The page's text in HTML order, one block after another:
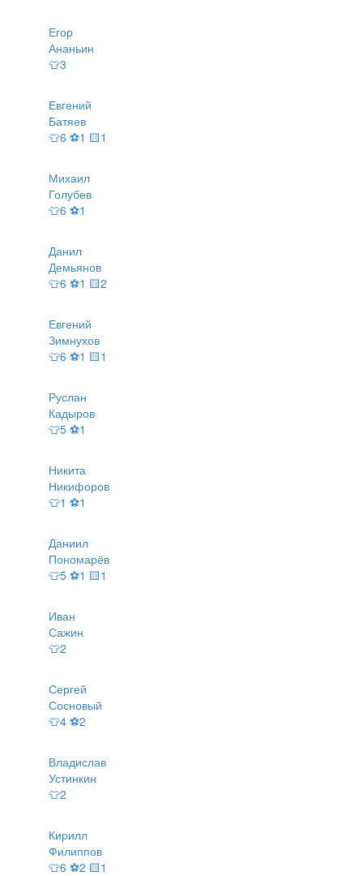
Егор
Ананьин
👕3
Евгений
Батяев
👕6 ⚽1 🟨1
Михаил
Голубев
👕6 ⚽1
Данил
Демьянов
👕6 ⚽1 🟨2
Евгений
Зимнухов
👕6 ⚽1 🟨1
Руслан
Кадыров
👕5 ⚽1
Никита
Никифоров
👕1 ⚽1
Даниил
Пономарёв
👕5 ⚽1 🟨1
Иван
Сажин
👕2
Сергей
Сосновый
👕4 ⚽2
Владислав
Устинкин
👕2
Кирилл
Филиппов
👕6 ⚽2 🟨1